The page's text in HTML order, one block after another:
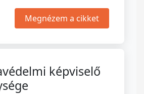
Megnézem a cikket
képviselő